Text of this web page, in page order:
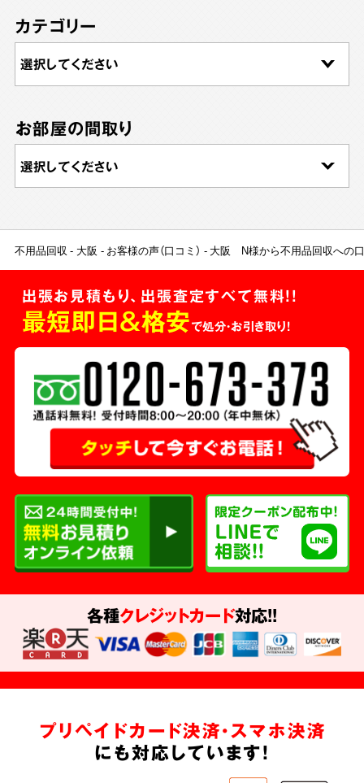
カテゴリー
お部屋の間取り
不用品回収 大阪 お客様の声（口コミ） 大阪 N様から不用品回収への
出張お見積もり、出張査定すべて無料!!
最短即日＆格安で処分・お引き取り！
各種クレジットカード対応!!
プリペイドカード決済・スマホ決済
にも対応しています!